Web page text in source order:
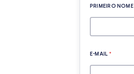
PRIMEIRO NOME
E-MAIL *